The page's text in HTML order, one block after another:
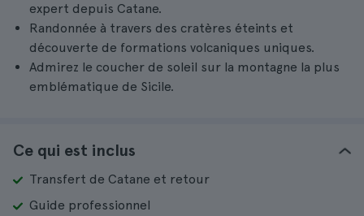
expert depuis Catane.
Randonnée à travers des cratères éteints et
découverte de formations volcaniques uniques.
Admirez le coucher de soleil sur la montagne la plus
emblématique de Sicile.
Ce qui est inclus
Transfert de Catane et retour
Guide professionnel